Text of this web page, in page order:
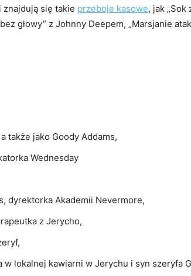
się takie przeboje kasowe, jak „Sok
głowy” z Johnny Deepem, „Marsjanie
także jako Goody Addams,
Wednesday
dyrektorka Akademii Nevermore,
z Jerycho,
lokalnej kawiarni w Jerychu i syn szeryfa